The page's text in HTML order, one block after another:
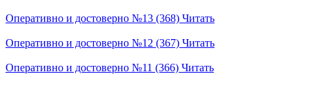
Оперативно и достоверно №13 (368) Читать
Оперативно и достоверно №12 (367) Читать
Оперативно и достоверно №11 (366) Читать